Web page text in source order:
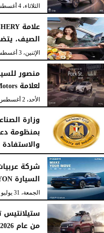
الثلاثاء، 4 أغسطس 2026
الصيف،
الإثنين، 3 أغسطس 2026
منصور
لعلامة IM Motors في Park St...
الأحد، 2 أغسطس 2026
وزارة
بمنظومة
السبت، 1 أغسطس 2026
شركة
السيارة KGM ACTYON، بسعر...
الجمعة، 31 يوليو 2026
ستيلانتيس
من عام 2026 تحسّن سنوي...